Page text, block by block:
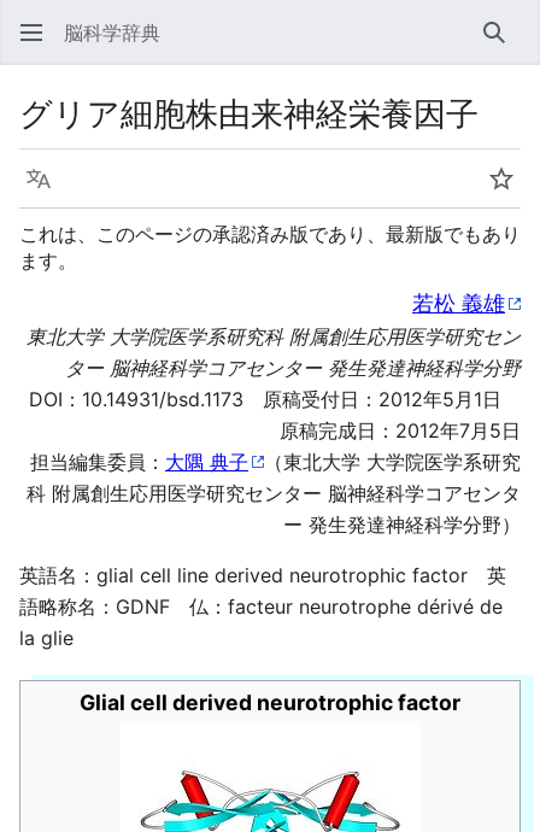
脳科学辞典 検索
グリア細胞株由来神経栄養因子
言語
ウ
これは、このページの承認済み版であり、最新版でもあり
ます。
若松 義雄
東北大学 大学院医学系研究科 附属創生応用医学研究セン
ター 脳神経科学コアセンター 発生発達神経科学分野
DOI： 10.14931/bsd.1173 原稿受付日：2012年5月1日
原稿完成日：2012年7月5日
担当編集委員： 大隅 典子
（東北大学 大学院医学系研究
科 附属創生応用医学研究センター 脳神経科学コアセンタ
ー 発生発達神経科学分野）
英語名：glial cell line derived neurotrophic factor 英
語略称名：GDNF 仏：facteur neurotrophe dérivé de
la glie
Glial cell derived neurotrophic factor